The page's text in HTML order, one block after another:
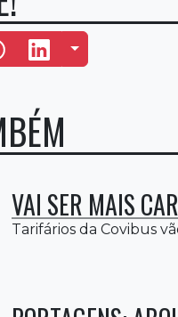
Mais Opções
VAI SER MAIS
Tarifários da Covibus